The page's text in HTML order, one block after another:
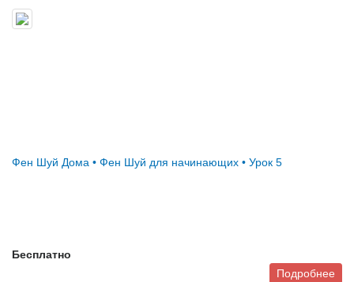
Фен Шуй Дома • Фен Шуй для начинающих • Урок 5
Бесплатно
Подробнее